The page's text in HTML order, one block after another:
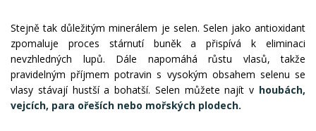
Stejně tak důležitým minerálem je selen. Selen jako antioxidant
zpomaluje proces stárnutí buněk a přispívá k eliminaci
nevzhledných lupů. Dále napomáhá růstu vlasů, takže
pravidelným příjmem potravin s vysokým obsahem selenu se
vlasy stávají hustší a bohatší. Selen můžete najít v houbách,
vejcích, para ořeších nebo mořských plodech.